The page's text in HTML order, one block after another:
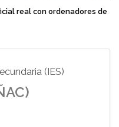
real con ordenadores de
(IES)